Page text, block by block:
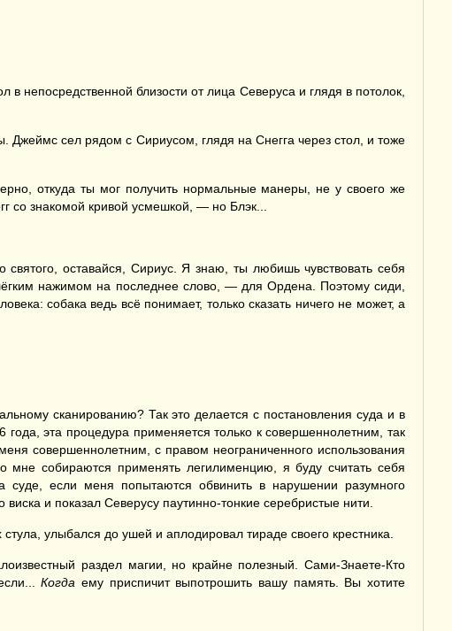
непосредственной близости от лица Северуса и глядя в потолок,
Джеймс сел рядом с Сириусом, глядя на Снегга через стол, и тоже
откуда ты мог получить нормальные манеры, не у своего же
со знакомой кривой усмешкой, — но Блэк...
оставайся, Сириус. Я знаю, ты любишь чувствовать себя
нажимом на последнее слово, — для Ордена. Поэтому сиди,
собака ведь всё понимает, только сказать ничего не может, а
сканированию? Так это делается с постановления суда и в
эта процедура применяется только к совершеннолетним, так
совершеннолетним, с правом неограниченного использования
собираются применять легилименцию, я буду считать себя
суде, если меня попытаются обвинить в нарушении разумного
и показал Северусу паутинно-тонкие серебристые нити.
улыбался до ушей и аплодировал тираде своего крестника.
раздел магии, но крайне полезный. Сами-Знаете-Кто
Когда ему приспичит выпотрошить вашу память. Вы хотите